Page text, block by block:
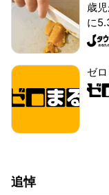
歳
に
ゼ
追悼